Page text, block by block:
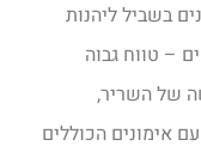
בשביל ליהנות
– טווח גבוה
של השריר,
אימונים הכוללים